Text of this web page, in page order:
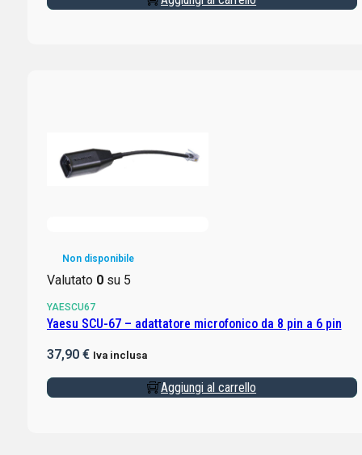
Non disponibile
Valutato 0su 5
YAESCU67
Yaesu SCU-67 – adattatore microfonico da 8 pin a 6 pin
37,90 € Iva inclusa
Aggiungi al carrello